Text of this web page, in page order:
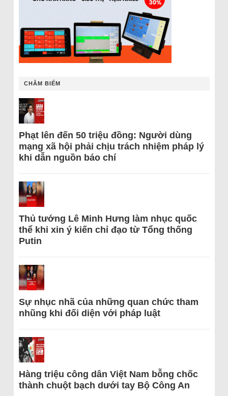
CHÂM BIẾM
Phạt lên đến 50 triệu đồng: Người dùng
mạng xã hội phải chịu trách nhiệm pháp lý
khi dẫn nguồn báo chí
Thủ tướng Lê Minh Hưng làm nhục quốc
thể khi xin ý kiến chỉ đạo từ Tổng thống
Putin
Sự nhục nhã của những quan chức tham
nhũng khi đối diện với pháp luật
Hàng triệu công dân Việt Nam bỗng chốc
thành chuột bạch dưới tay Bộ Công An